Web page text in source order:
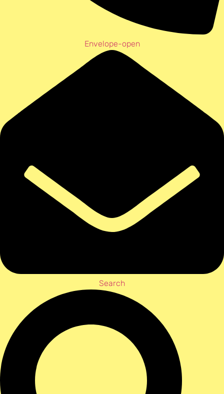
Envelope-open
Search